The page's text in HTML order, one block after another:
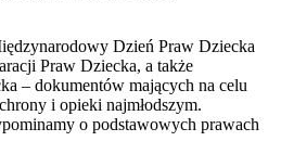
Dzień Praw Dziecka
Praw Dziecka, a także
– dokumentów mających na celu
i opieki najmłodszym.
o podstawowych prawach